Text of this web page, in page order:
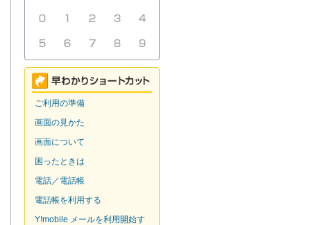
ご利用の準備
画面の見かた
画面について
困ったときは
電話／電話帳
電話帳を利用する
Y!mobile メールを利用開始す